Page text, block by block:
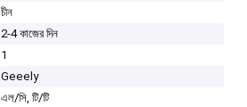
চীন
2-4 কাজের দিন
1
Geeely
এল/সি, টি/টি